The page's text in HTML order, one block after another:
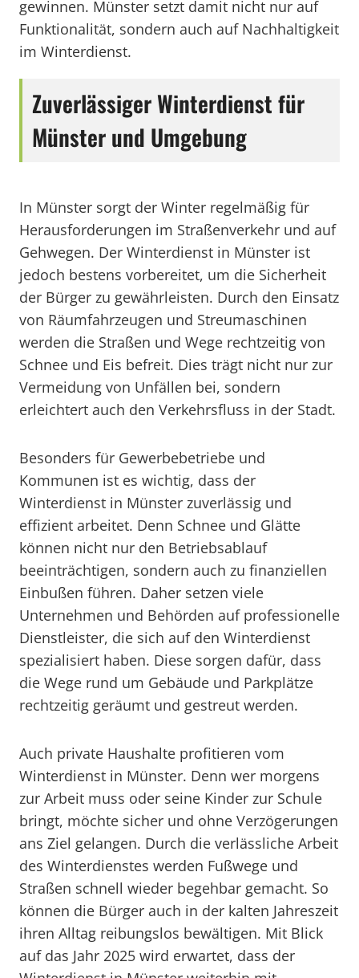
gewinnen. Münster setzt damit nicht nur auf
Funktionalität, sondern auch auf Nachhaltigkeit
im Winterdienst.
Zuverlässiger Winterdienst für
Münster und Umgebung
In Münster sorgt der Winter regelmäßig für
Herausforderungen im Straßenverkehr und auf
Gehwegen. Der Winterdienst in Münster ist
jedoch bestens vorbereitet, um die Sicherheit
der Bürger zu gewährleisten. Durch den Einsatz
von Räumfahrzeugen und Streumaschinen
werden die Straßen und Wege rechtzeitig von
Schnee und Eis befreit. Dies trägt nicht nur zur
Vermeidung von Unfällen bei, sondern
erleichtert auch den Verkehrsfluss in der Stadt.
Besonders für Gewerbebetriebe und
Kommunen ist es wichtig, dass der
Winterdienst in Münster zuverlässig und
effizient arbeitet. Denn Schnee und Glätte
können nicht nur den Betriebsablauf
beeinträchtigen, sondern auch zu finanziellen
Einbußen führen. Daher setzen viele
Unternehmen und Behörden auf professionelle
Dienstleister, die sich auf den Winterdienst
spezialisiert haben. Diese sorgen dafür, dass
die Wege rund um Gebäude und Parkplätze
rechtzeitig geräumt und gestreut werden.
Auch private Haushalte profitieren vom
Winterdienst in Münster. Denn wer morgens
zur Arbeit muss oder seine Kinder zur Schule
bringt, möchte sicher und ohne Verzögerungen
ans Ziel gelangen. Durch die verlässliche Arbeit
des Winterdienstes werden Fußwege und
Straßen schnell wieder begehbar gemacht. So
können die Bürger auch in der kalten Jahreszeit
ihren Alltag reibungslos bewältigen. Mit Blick
auf das Jahr 2025 wird erwartet, dass der